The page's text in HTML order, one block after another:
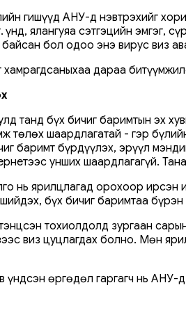
гишүүд АНУ-д нэвтрэхийг
ялангуяа сэтгэцийн
бол одоо энэ вирус виз
дараа
танд бүх бичиг баримтын эх
төлөх шаардлагатай - гэр
баримт бүрдүүлэх, эрүүл
унших шаардлагагүй.
нь ярилцлагад орохоор ирсэн
бүх бичиг баримтаа
тохиолдолд зургаан
виз цуцлагдах болно. Мөн
үндсэн өргөдөл гаргагч нь АНУ-